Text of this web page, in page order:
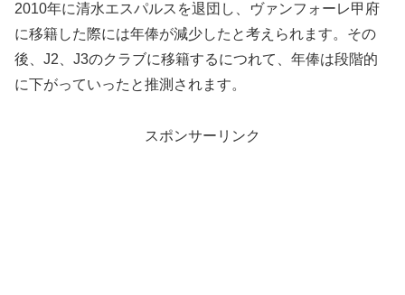
2010年に清水エスパルスを退団し、ヴァンフォーレ甲府
に移籍した際には年俸が減少したと考えられます。その
後、J2、J3のクラブに移籍するにつれて、年俸は段階的
に下がっていったと推測されます。
スポンサーリンク